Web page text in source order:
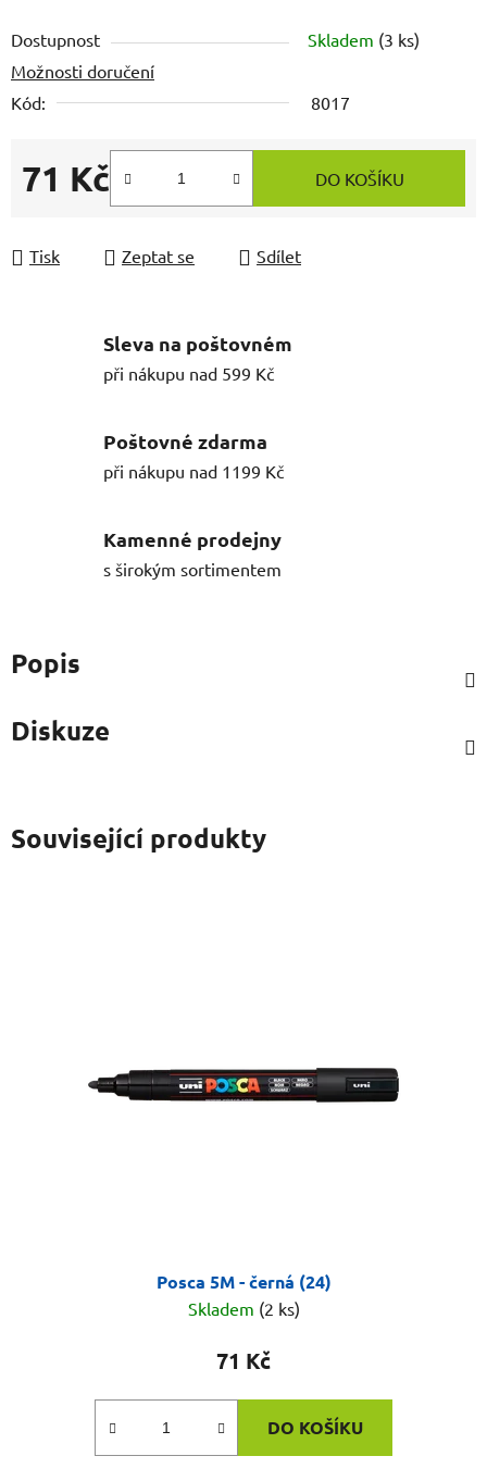
Dostupnost Skladem (3 ks)
Možnosti doručení
Kód:
8017
71 Kč
Měrná cena:
DO KOŠÍKU
Tisk Zeptat se Sdílet
Sleva na poštovném
při nákupu nad 599 Kč
Poštovné zdarma
při nákupu nad 1199 Kč
Kamenné prodejny
s širokým sortimentem
Popis
Diskuze
Související produkty
Posca 5M - černá (24)
Skladem (2 ks)
71 Kč
DO KOŠÍKU